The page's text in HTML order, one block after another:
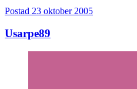
Postad 23 oktober 2005
Usarpe89